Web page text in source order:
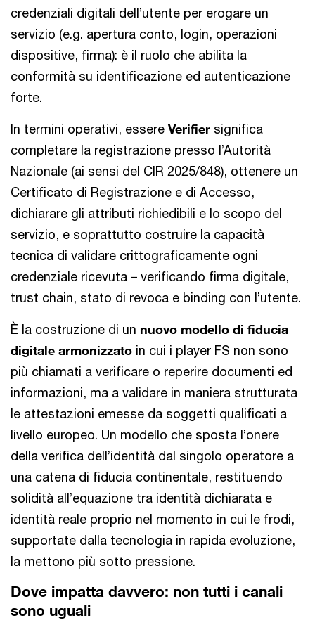
credenziali digitali dell’utente per erogare un
servizio (e.g. apertura conto, login, operazioni
dispositive, firma): è il ruolo che abilita la
conformità su identificazione ed autenticazione
forte.
In termini operativi, essere Verifier significa
completare la registrazione presso l’Autorità
Nazionale (ai sensi del CIR 2025/848), ottenere un
Certificato di Registrazione e di Accesso,
dichiarare gli attributi richiedibili e lo scopo del
servizio, e soprattutto costruire la capacità
tecnica di validare crittograficamente ogni
credenziale ricevuta – verificando firma digitale,
trust chain, stato di revoca e binding con l’utente.
È la costruzione di un nuovo modello di fiducia
digitale armonizzato in cui i player FS non sono
più chiamati a verificare o reperire documenti ed
informazioni, ma a validare in maniera strutturata
le attestazioni emesse da soggetti qualificati a
livello europeo. Un modello che sposta l’onere
della verifica dell’identità dal singolo operatore a
una catena di fiducia continentale, restituendo
solidità all’equazione tra identità dichiarata e
identità reale proprio nel momento in cui le frodi,
supportate dalla tecnologia in rapida evoluzione,
la mettono più sotto pressione.
Dove impatta davvero: non tutti i canali
sono uguali